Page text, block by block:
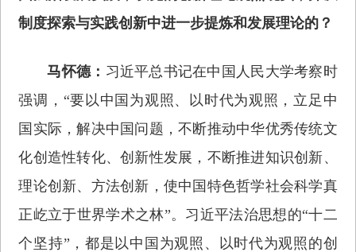
制度探索与实践创新中进一步提炼和发展理论的？
马怀德： 习近平总书记在中国人民大学考察时
强调，“要以中国为观照、以时代为观照，立足中
国实际，解决中国问题，不断推动中华优秀传统文
化创造性转化、创新性发展，不断推进知识创新、
理论创新、方法创新，使中国特色哲学社会科学真
正屹立于世界学术之林”。习近平法治思想的“十二
个坚持”，都是以中国为观照、以时代为观照的创